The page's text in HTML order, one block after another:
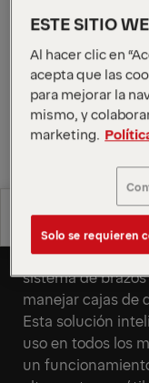
necesidades.
Solicitar
Solicitar
Encontrar socio
Encontrar socio
Especificaciones
técnicas
técnicas
Desbloquea la
sistema de
manejar cajas de
Esta solución
uso en todos los
un
ESTE SITIO
Al hacer clic en
acepta que las
para mejorar la
mismo, y
marketing.
Solo se requieren